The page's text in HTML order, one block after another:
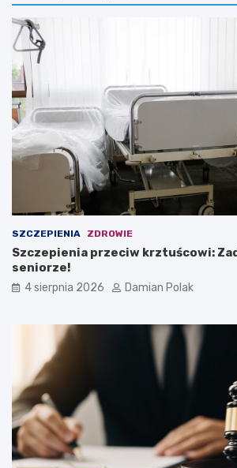
SZCZEPIENIA ZDROWIE
Szczepienia przeciw krztuścowi:
seniorze!
4 sierpnia 2026 Damian Polak